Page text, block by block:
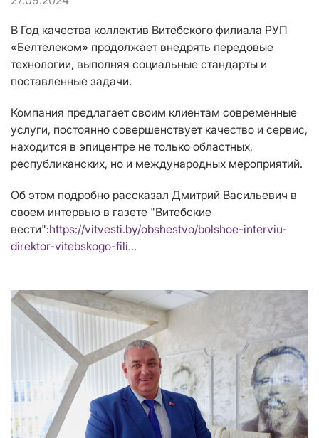
В Год качества коллектив Витебского филиала РУП
«Белтелеком» продолжает внедрять передовые
технологии, выполняя социальные стандарты и
поставленные задачи.
Компания предлагает своим клиентам современные
услуги, постоянно совершенствует качество и сервис,
находится в эпицентре не только областных,
республиканских, но и международных мероприятий.
Об этом подробно рассказал Дмитрий Васильевич в
своем интервью в газете "Витебские
вести":https://vitvesti.by/obshestvo/bolshoe-interviu-
direktor-vitebskogo-fili…